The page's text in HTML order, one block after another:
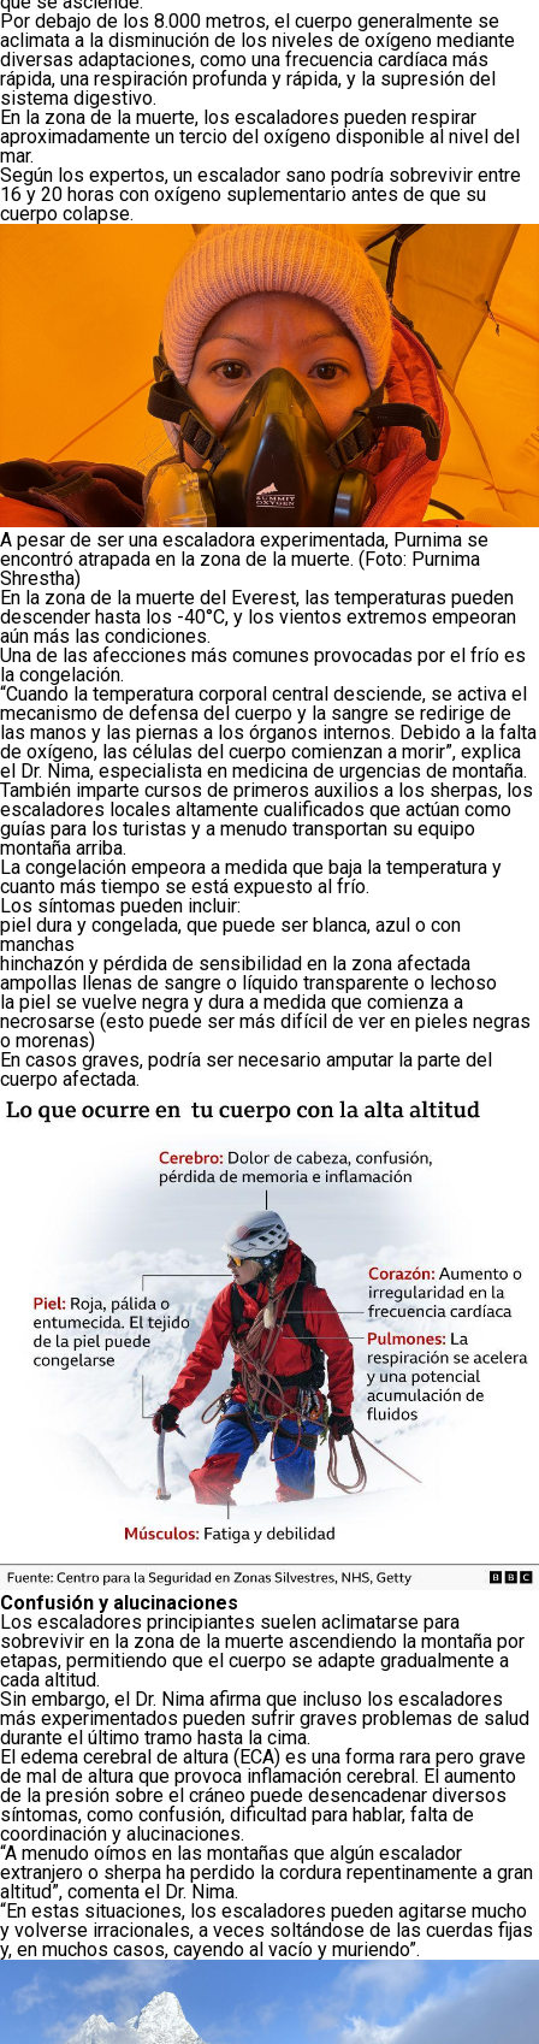
Por debajo de los 8.000 metros, el cuerpo generalmente se
aclimata a la disminución de los niveles de oxígeno mediante
diversas adaptaciones, como una frecuencia cardíaca más
rápida, una respiración profunda y rápida, y la supresión del
sistema digestivo.
En la zona de la muerte, los escaladores pueden respirar
aproximadamente un tercio del oxígeno disponible al nivel del
mar.
Según los expertos, un escalador sano podría sobrevivir entre
16 y 20 horas con oxígeno suplementario antes de que su
cuerpo colapse.
A pesar de ser una escaladora experimentada, Purnima se
encontró atrapada en la zona de la muerte. (Foto: Purnima
Shrestha)
En la zona de la muerte del Everest, las temperaturas pueden
descender hasta los -40°C, y los vientos extremos empeoran
aún más las condiciones.
Una de las afecciones más comunes provocadas por el frío es
la congelación.
“Cuando la temperatura corporal central desciende, se activa el
mecanismo de defensa del cuerpo y la sangre se redirige de
las manos y las piernas a los órganos internos. Debido a la falta
de oxígeno, las células del cuerpo comienzan a morir”, explica
el Dr. Nima, especialista en medicina de urgencias de montaña.
También imparte cursos de primeros auxilios a los sherpas, los
escaladores locales altamente cualificados que actúan como
guías para los turistas y a menudo transportan su equipo
montaña arriba.
La congelación empeora a medida que baja la temperatura y
cuanto más tiempo se está expuesto al frío.
Los síntomas pueden incluir:
piel dura y congelada, que puede ser blanca, azul o con
manchas
hinchazón y pérdida de sensibilidad en la zona afectada
ampollas llenas de sangre o líquido transparente o lechoso
la piel se vuelve negra y dura a medida que comienza a
necrosarse (esto puede ser más difícil de ver en pieles negras
o morenas)
En casos graves, podría ser necesario amputar la parte del
cuerpo afectada.
Confusión y alucinaciones
Los escaladores principiantes suelen aclimatarse para
sobrevivir en la zona de la muerte ascendiendo la montaña por
etapas, permitiendo que el cuerpo se adapte gradualmente a
cada altitud.
Sin embargo, el Dr. Nima afirma que incluso los escaladores
más experimentados pueden sufrir graves problemas de salud
durante el último tramo hasta la cima.
El edema cerebral de altura (ECA) es una forma rara pero grave
de mal de altura que provoca inflamación cerebral. El aumento
de la presión sobre el cráneo puede desencadenar diversos
síntomas, como confusión, dificultad para hablar, falta de
coordinación y alucinaciones.
“A menudo oímos en las montañas que algún escalador
extranjero o sherpa ha perdido la cordura repentinamente a gran
altitud”, comenta el Dr. Nima.
“En estas situaciones, los escaladores pueden agitarse mucho
y volverse irracionales, a veces soltándose de las cuerdas fijas
y, en muchos casos, cayendo al vacío y muriendo”.